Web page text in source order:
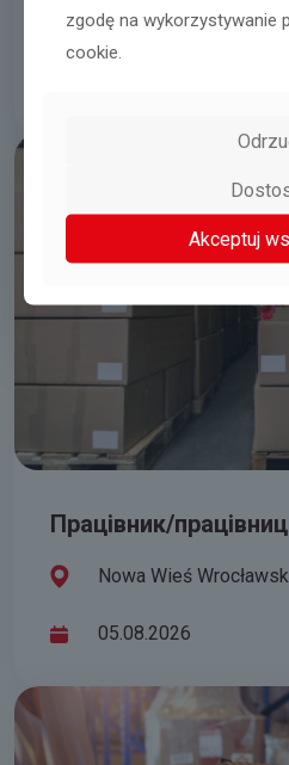
Tyniec Mały obok
Працівник/
Nowa Wieś
05.08.2026
zgodę na wykorzystywanie
cookie.
Akceptuj